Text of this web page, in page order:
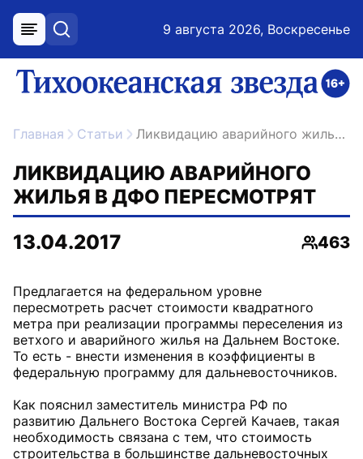
меню поиск 9 августа 2026, Воскресенье
ссылка на главную
Главная Статьи Ликвидацию аварийного жилья в ДФО пересмотрят
ЛИКВИДАЦИЮ АВАРИЙНОГО
ЖИЛЬЯ В ДФО ПЕРЕСМОТРЯТ
13.04.2017
463
Предлагается на федеральном уровне
пересмотреть расчет стоимости квадратного
метра при реализации программы переселения из
ветхого и аварийного жилья на Дальнем Востоке.
То есть - внести изменения в коэффициенты в
федеральную программу для дальневосточников.
Как пояснил заместитель министра РФ по
развитию Дальнего Востока Сергей Качаев, такая
необходимость связана с тем, что стоимость
строительства в большинстве дальневосточных